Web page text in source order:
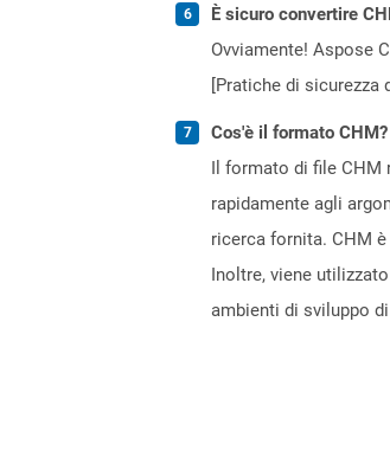
È sicuro convertire
Ovviamente! Aspose
[Pratiche di
Cos'è il formato CHM?
Il formato di file CHM
rapidamente agli
ricerca fornita. CHM
Inoltre, viene
ambienti di sviluppo